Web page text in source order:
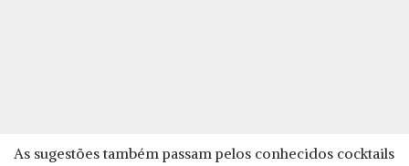
As sugestões também passam pelos conhecidos cocktails